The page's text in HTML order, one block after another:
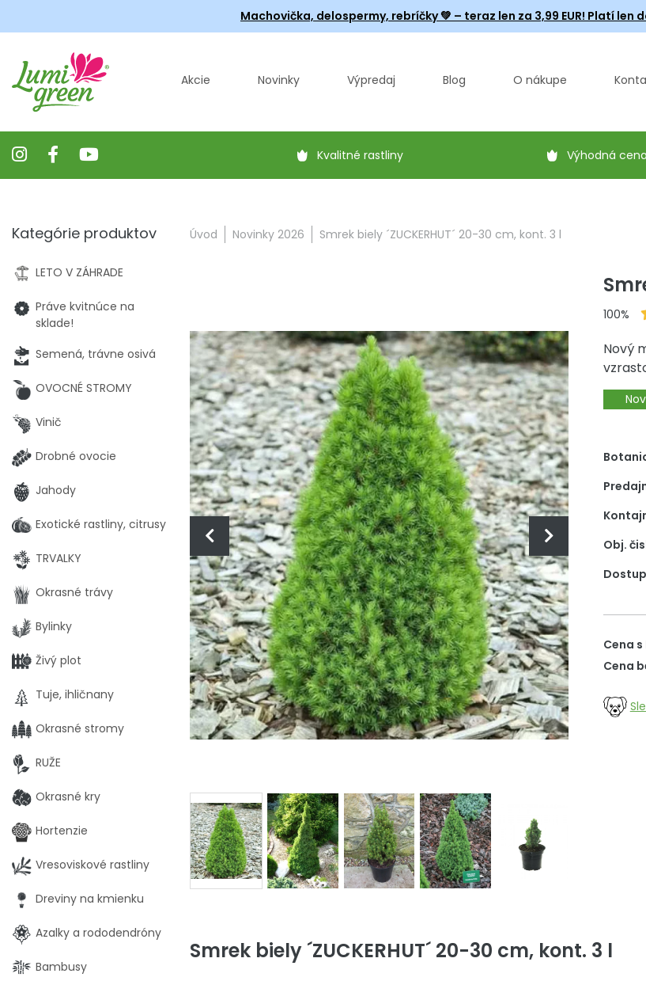
Machovička, delospermy, rebríčky💚 – teraz len za 3,99 EUR! Platí len
Akcie Novinky Výpredaj Blog O nákupe
Kvalitné rastliny Výhodná
Úvod Novinky 2026 Smrek biely ´ZUCKERHUT´ 20-30 cm, kont. 3 l
100%
Nový
Obj.
Cena s
Cena
Smrek biely ´ZUCKERHUT´ 20-30 cm, kont. 3 l
Kategórie produktov
LETO V ZÁHRADE
Práve kvitnúce na
sklade!
Semená, trávne osivá
OVOCNÉ STROMY
Vinič
Drobné ovocie
Jahody
Exotické rastliny, citrusy
TRVALKY
Okrasné trávy
Bylinky
Živý plot
Tuje, ihličnany
Okrasné stromy
RUŽE
Okrasné kry
Hortenzie
Vresoviskové rastliny
Dreviny na kmienku
Azalky a rododendróny
Bambusy